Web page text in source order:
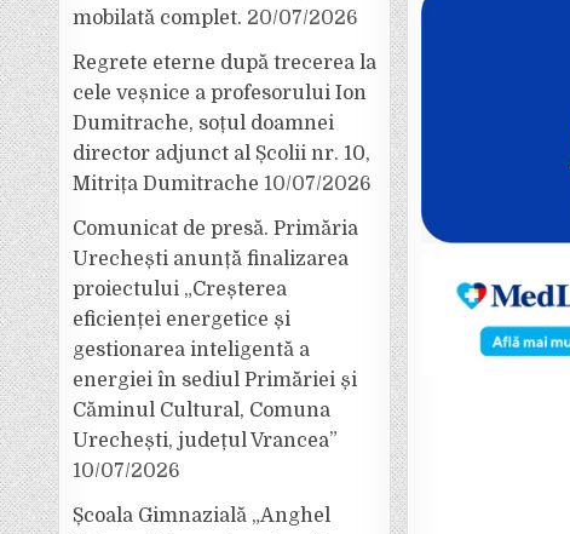
mobilată complet. 20/07/2026
Regrete eterne după trecerea la
cele veșnice a profesorului Ion
Dumitrache, soțul doamnei
director adjunct al Școlii nr. 10,
Mitrița Dumitrache 10/07/2026
Comunicat de presă. Primăria
Urechești anunță finalizarea
proiectului „Creșterea
eficienței energetice și
gestionarea inteligentă a
energiei în sediul Primăriei și
Căminul Cultural, Comuna
Urechești, județul Vrancea”
10/07/2026
Școala Gimnazială „Anghel